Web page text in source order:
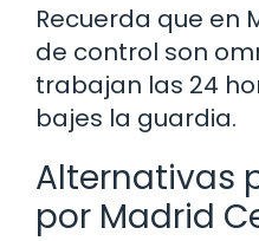
Recuerda que en
de control son
trabajan las 24
bajes la guardia.
Alternativas
por Madrid